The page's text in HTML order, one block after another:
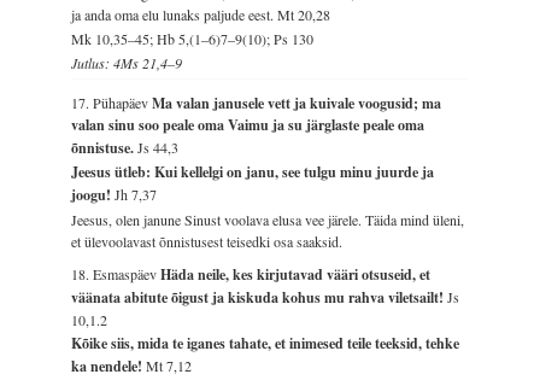
ja anda oma elu lunaks paljude eest.Mt 20,28
Mk 10,35–45; Hb 5,(1–6)7–9(10); Ps 130
Jutlus: 4Ms 21,4–9
17. PühapäevMa valan janusele vett ja kuivale voogusid; ma
valan sinu soo peale oma Vaimu ja su järglaste peale oma
õnnistuse.Js 44,3
Jeesus ütleb: Kui kellelgi on janu, see tulgu minu juurde ja
joogu!Jh 7,37
Jeesus, olen janune Sinust voolava elusa vee järele. Täida mind üleni,
et ülevoolavast õnnistusest teisedki osa saaksid.
18. EsmaspäevHäda neile, kes kirjutavad vääri otsuseid, et
väänata abitute õigust ja kiskuda kohus mu rahva viletsailt!Js
10,1.2
Kõike siis, mida te iganes tahate, et inimesed teile teeksid, tehke
ka nendele!Mt 7,12